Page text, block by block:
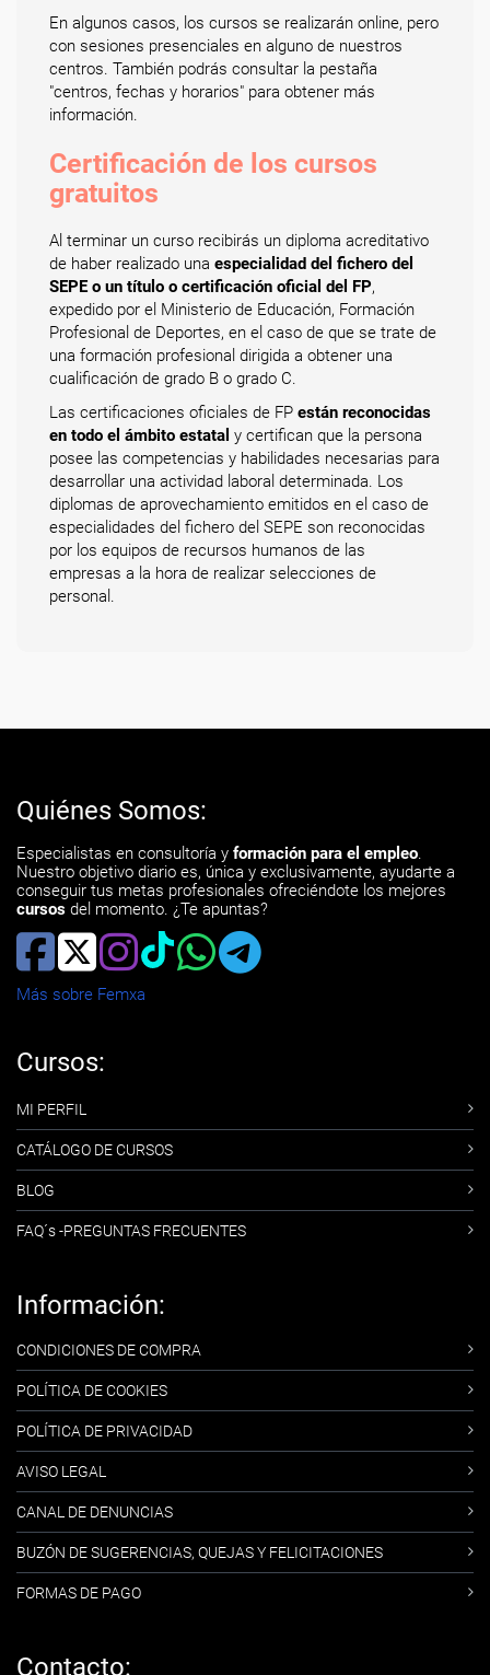
En algunos casos, los cursos se realizarán online, pero
con sesiones presenciales en alguno de nuestros
centros. También podrás consultar la pestaña
"centros, fechas y horarios" para obtener más
información.
Certificación de los cursos
gratuitos
Al terminar un curso recibirás un diploma acreditativo
de haber realizado una especialidad del fichero del
SEPE o un título o certificación oficial del FP,
expedido por el Ministerio de Educación, Formación
Profesional de Deportes, en el caso de que se trate de
una formación profesional dirigida a obtener una
cualificación de grado B o grado C.
Las certificaciones oficiales de FP están reconocidas
en todo el ámbito estatal y certifican que la persona
posee las competencias y habilidades necesarias para
desarrollar una actividad laboral determinada. Los
diplomas de aprovechamiento emitidos en el caso de
especialidades del fichero del SEPE son reconocidas
por los equipos de recursos humanos de las
empresas a la hora de realizar selecciones de
personal.
Quiénes Somos:
Especialistas en consultoría y formación para el empleo.
Nuestro objetivo diario es, única y exclusivamente, ayudarte a
conseguir tus metas profesionales ofreciéndote los mejores
cursos del momento. ¿Te apuntas?
Más sobre Femxa
Cursos:
MI PERFIL
CATÁLOGO DE CURSOS
BLOG
FAQ´s -PREGUNTAS FRECUENTES
Información:
CONDICIONES DE COMPRA
POLÍTICA DE COOKIES
POLÍTICA DE PRIVACIDAD
AVISO LEGAL
CANAL DE DENUNCIAS
BUZÓN DE SUGERENCIAS, QUEJAS Y FELICITACIONES
FORMAS DE PAGO
Contacto: